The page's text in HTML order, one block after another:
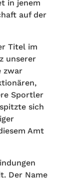
in jenem
auf der
Titel im
unserer
zwar
Sportler
sich
Amt
Der Name